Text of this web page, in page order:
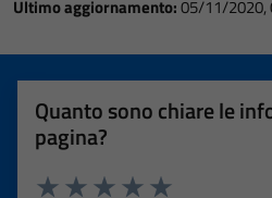
Ultimo aggiornamento:05/11/2020,
Quanto sono chiare le
pagina?